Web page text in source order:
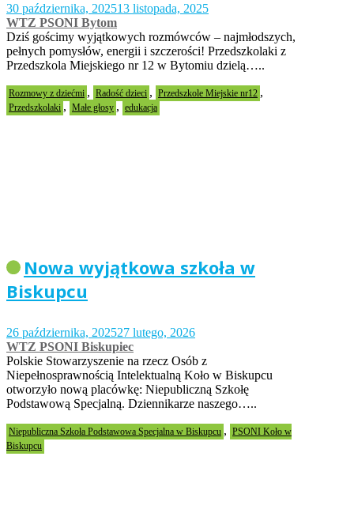
30 października, 202513 listopada, 2025
WTZ PSONI Bytom
Dziś gościmy wyjątkowych rozmówców – najmłodszych,
pełnych pomysłów, energii i szczerości! Przedszkolaki z
Przedszkola Miejskiego nr 12 w Bytomiu dzielą…..
Rozmowy z dziećmi , Radość dzieci , Przedszkole Miejskie nr12 ,
Przedszkolaki , Małe głosy , edukacja
Nowa wyjątkowa szkoła w
Biskupcu
26 października, 202527 lutego, 2026
WTZ PSONI Biskupiec
Polskie Stowarzyszenie na rzecz Osób z
Niepełnosprawnością Intelektualną Koło w Biskupcu
otworzyło nową placówkę: Niepubliczną Szkołę
Podstawową Specjalną. Dziennikarze naszego…..
Niepubliczna Szkoła Podstawowa Specjalna w Biskupcu , PSONI Koło w
Biskupcu